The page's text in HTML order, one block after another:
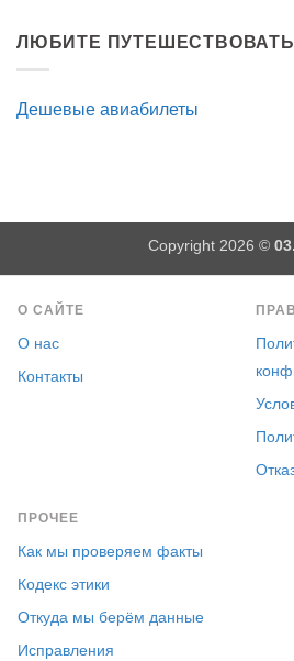
ЛЮБИТЕ
Дешевые авиабилеты
Copyright 2026 ©
О САЙТЕ
О нас
Контакты
ПРОЧЕЕ
Как мы проверяем факты
Кодекс этики
Откуда мы берём данные
Исправления